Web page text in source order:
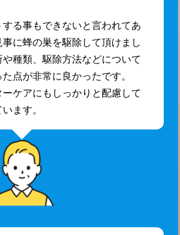
る事もできないと言われてあ
に蜂の巣を駆除して頂けまし
種類、駆除方法などについて
点が非常に良かったです。
ケアにもしっかりと配慮して
ます。